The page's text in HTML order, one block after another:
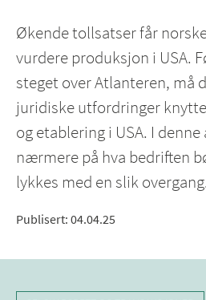
Økende tollsatser får
vurdere produksjon i USA.
steget over Atlanteren, må
juridiske utfordringer
og etablering i USA. I
nærmere på hva bedriften
lykkes med en slik overgang.
Publisert: 04.04.25